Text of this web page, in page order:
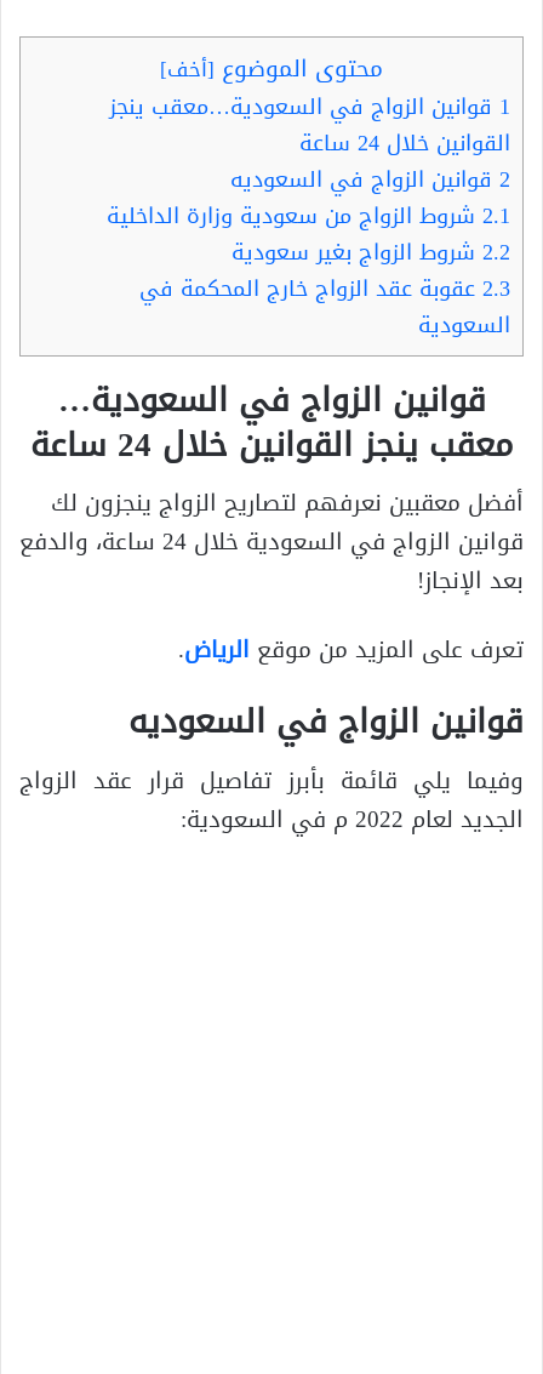
محتوى الموضوع [أخف]
1 قوانين الزواج في السعودية…معقب ينجز
القوانين خلال 24 ساعة
2 قوانين الزواج في السعوديه
2.1 شروط الزواج من سعودية وزارة الداخلية
2.2 شروط الزواج بغير سعودية
2.3عقوبة عقد الزواج خارج المحكمة في
السعودية
قوانين الزواج في السعودية…
معقب ينجز القوانين خلال 24 ساعة
أفضل معقبين نعرفهم لتصاريح الزواج ينجزون لك
قوانين الزواج في السعودية خلال 24 ساعة، والدفع
بعد الإنجاز!
تعرف على المزيد من موقع الرياض.
قوانين الزواج في السعوديه
وفيما يلي قائمة بأبرز تفاصيل قرار عقد الزواج
الجديد لعام 2022 م في السعودية: